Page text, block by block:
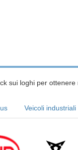
sui loghi per ottenere
Veicoli industriali